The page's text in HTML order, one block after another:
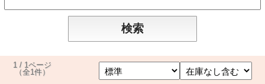
1 / 1ページ
（全1件）